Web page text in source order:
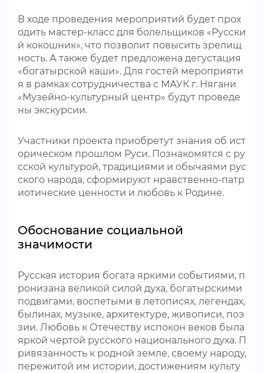
В ходе проведения мероприятий будет прох
одить мастер-класс для болельщиков «Русски
й кокошник», что позволит повысить зрелищ
ность. А также будет предложена дегустация
«богатырской каши». Для гостей мероприяти
я в рамках сотрудничества с МАУК г. Нягани
«Музейно-культурный центр» будут проведе
ны экскурсии.
Участники проекта приобретут знания об ист
орическом прошлом Руси. Познакомятся с ру
сской культурой, традициями и обычаями рус
ского народа, сформируют нравственно-патр
иотические ценности и любовь к Родине.
Обоснование социальной
значимости
Русская история богата яркими событиями, п
ронизана великой силой духа, богатырскими
подвигами, воспетыми в летописях, легендах,
былинах, музыке, архитектуре, живописи, поэ
зии. Любовь к Отечеству испокон веков была
яркой чертой русского национального духа. П
ривязанность к родной земле, своему народу,
пережитой им истории, достижениям культу